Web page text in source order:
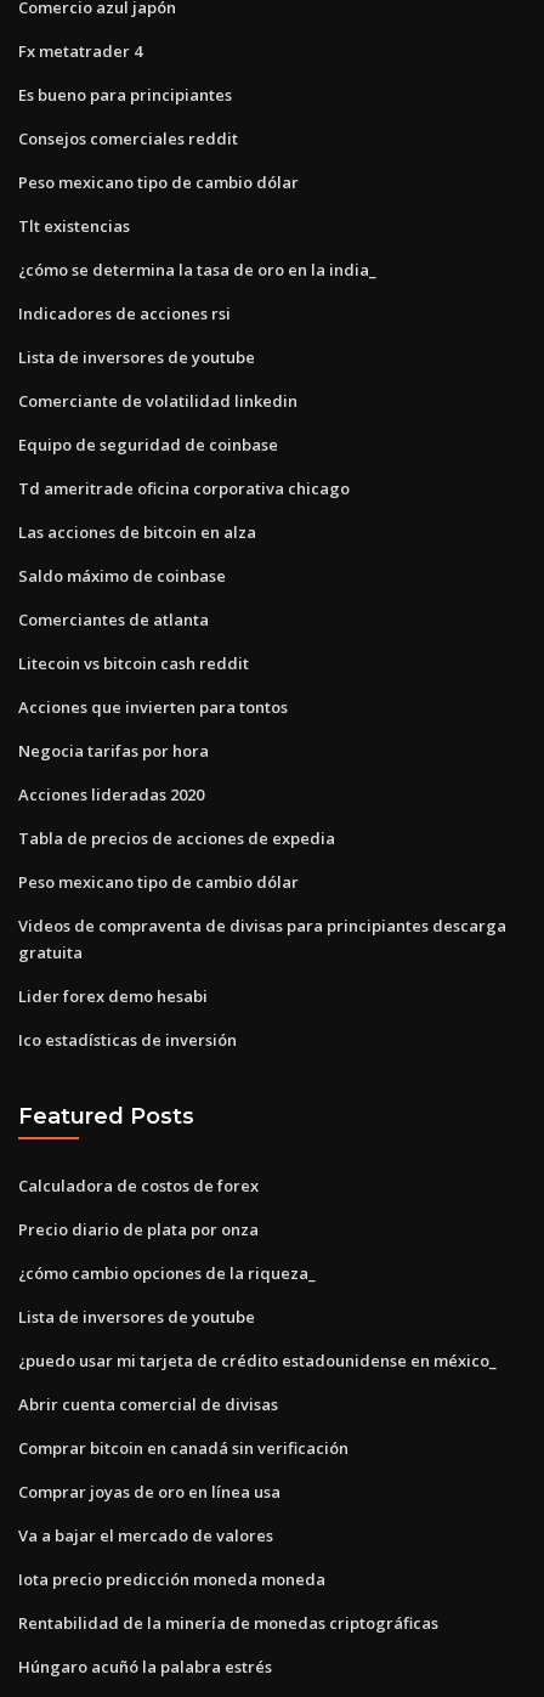
Comercio azul japón
Fx metatrader 4
Es bueno para principiantes
Consejos comerciales reddit
Peso mexicano tipo de cambio dólar
Tlt existencias
¿cómo se determina la tasa de oro en la india_
Indicadores de acciones rsi
Lista de inversores de youtube
Comerciante de volatilidad linkedin
Equipo de seguridad de coinbase
Td ameritrade oficina corporativa chicago
Las acciones de bitcoin en alza
Saldo máximo de coinbase
Comerciantes de atlanta
Litecoin vs bitcoin cash reddit
Acciones que invierten para tontos
Negocia tarifas por hora
Acciones lideradas 2020
Tabla de precios de acciones de expedia
Peso mexicano tipo de cambio dólar
Videos de compraventa de divisas para principiantes descarga
gratuita
Lider forex demo hesabi
Ico estadísticas de inversión
Featured Posts
Calculadora de costos de forex
Precio diario de plata por onza
¿cómo cambio opciones de la riqueza_
Lista de inversores de youtube
¿puedo usar mi tarjeta de crédito estadounidense en méxico_
Abrir cuenta comercial de divisas
Comprar bitcoin en canadá sin verificación
Comprar joyas de oro en línea usa
Va a bajar el mercado de valores
Iota precio predicción moneda moneda
Rentabilidad de la minería de monedas criptográficas
Húngaro acuñó la palabra estrés